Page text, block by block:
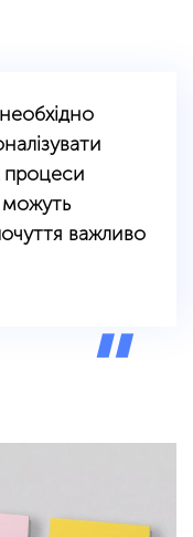
процеси
можуть
важливо